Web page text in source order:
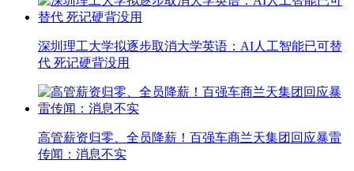
深圳理工大学拟逐步取消大学英语：AI人工智能已可替
代 死记硬背没用
高管薪资归零、全员降薪！百强车商兰天集团回应暴雷
传闻：消息不实